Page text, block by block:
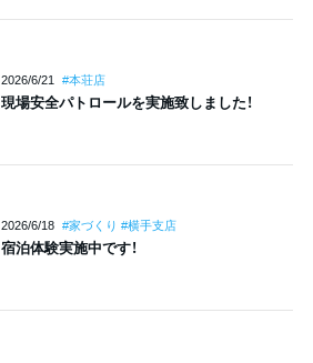
2026/6/21 #本荘店
現場安全パトロールを実施致しました！
2026/6/18 #家づくり #横手支店
宿泊体験実施中です！